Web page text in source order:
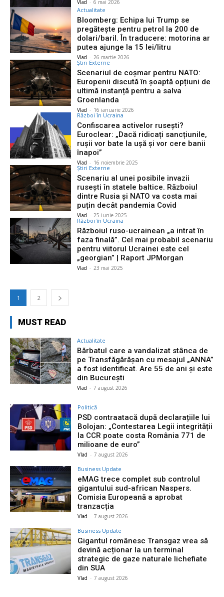
Vlad - 6 mai 2026
Actualitate
Bloomberg: Echipa lui Trump se
pregătește pentru petrol la 200 de
dolari/baril. În traducere: motorina ar
putea ajunge la 15 lei/litru
Vlad - 26 martie 2026
Știri Externe
Scenariul de coșmar pentru NATO:
Europenii discută în șoaptă opțiuni de
ultimă instanță pentru a salva
Groenlanda
Vlad - 16 ianuarie 2026
Război în Ucraina
Confiscarea activelor rusești?
Euroclear: „Dacă ridicați sancțiunile,
rușii vor bate la ușă și vor cere banii
înapoi”
Vlad - 16 noiembrie 2025
Știri Externe
Scenariu al unei posibile invazii
rusești în statele baltice. Războiul
dintre Rusia și NATO va costa mai
puțin decât pandemia Covid
Vlad - 25 iunie 2025
Război în Ucraina
Războiul ruso-ucrainean „a intrat în
faza finală”. Cel mai probabil scenariu
pentru viitorul Ucrainei este cel
„georgian” | Raport JPMorgan
Vlad - 23 mai 2025
1 2
MUST READ
Actualitate
Bărbatul care a vandalizat stânca de
pe Transfăgărășan cu mesajul „ANNA”
a fost identificat. Are 55 de ani și este
din București
Vlad - 7 august 2026
Politică
PSD contraatacă după declarațiile lui
Bolojan: „Contestarea Legii integrității
la CCR poate costa România 771 de
milioane de euro”
Vlad - 7 august 2026
Business Update
eMAG trece complet sub controlul
gigantului sud-african Naspers.
Comisia Europeană a aprobat
tranzacția
Vlad - 7 august 2026
Business Update
Gigantul românesc Transgaz vrea să
devină acționar la un terminal
strategic de gaze naturale lichefiate
din SUA
Vlad - 7 august 2026